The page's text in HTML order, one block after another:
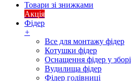
Товари зі знижками
Акція
Фідер
+
Все для монтажу фідер
Котушки фідер
Оснащення фідер у зборі
Вудилища фідер
Фідер годівниці